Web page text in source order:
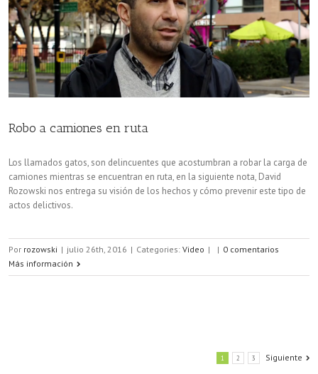
Robo a camiones en ruta
Los llamados gatos, son delincuentes que acostumbran a robar la carga de
camiones mientras se encuentran en ruta, en la siguiente nota, David
Rozowski nos entrega su visión de los hechos y cómo prevenir este tipo de
actos delictivos.
Por rozowski | julio 26th, 2016 | Categories: Video | | 0 comentarios
Más información
1 2 3 Siguiente